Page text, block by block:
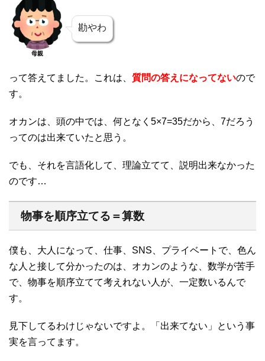
母親
勘やわ
って答えてました。これは、 質問の答えになってないので
す。
オカンは、頭の中では、何となく5×7=35だから、7だろう
ってのは出来ていたと思う。
でも、それを言語化して、理論立てて、説明出来なかった
のです…
物事を順序立てる＝算数
僕も、大人になって、仕事、SNS、プライベートで、色ん
な人と接して分かったのは、オカンのような、数学が苦手
で、物事を順序立てて考えれない人が、一定数いるんで
す。
見下してるわけじゃないですよ。「出来てない」という事
実を言ってます。